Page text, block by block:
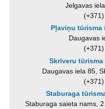
Jelgavas
Pļaviņu
Daugavas
Skrīveru
Daugavas iela 85,
Staburaga
Staburaga saieta nams,